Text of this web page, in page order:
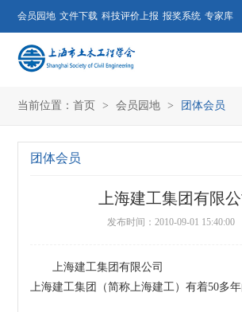
会员园地 文件下载 科技评价上报 报奖系统 专家库
当前位置：首页 > 会员园地 > 团体会员
团体会员
上海建工集团有限公
发布时间：2010-09-01
上海建工集团有限公司
上海建工集团（简称上海建工）有着50多年